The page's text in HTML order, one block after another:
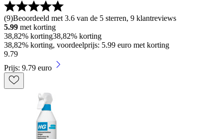
(9)Beoordeeld met 3.6 van de 5 sterren, 9 klantreviews
5.99 met korting
38,82% korting38,82% korting
38,82% korting, voordeelprijs: 5.99 euro met korting
9.79
Prijs: 9.79 euro